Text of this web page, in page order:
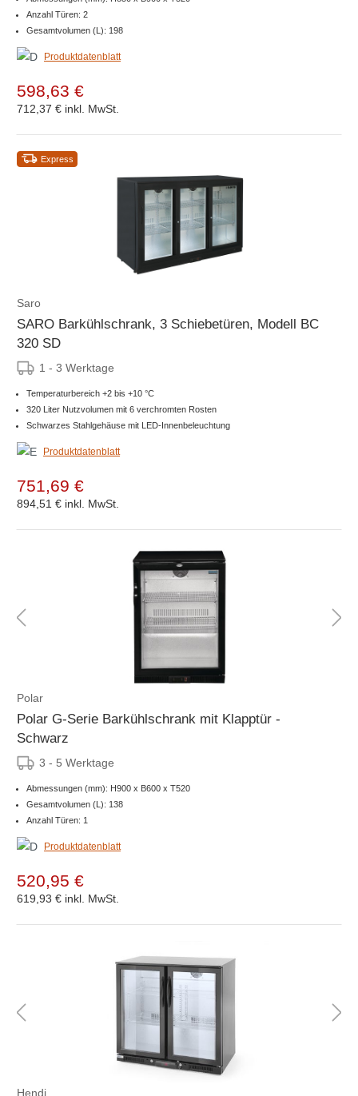
Anzahl Türen: 2
Gesamtvolumen (L): 198
Produktdatenblatt
598,63 €
712,37 € inkl. MwSt.
Express
Saro
SARO Barkühlschrank, 3 Schiebetüren, Modell BC
320 SD
1 - 3 Werktage
Temperaturbereich +2 bis +10 °C
320 Liter Nutzvolumen mit 6 verchromten Rosten
Schwarzes Stahlgehäuse mit LED-Innenbeleuchtung
Produktdatenblatt
751,69 €
894,51 € inkl. MwSt.
Polar
Polar G-Serie Barkühlschrank mit Klapptür -
Schwarz
3 - 5 Werktage
Abmessungen (mm): H900 x B600 x T520
Gesamtvolumen (L): 138
Anzahl Türen: 1
Produktdatenblatt
520,95 €
619,93 € inkl. MwSt.
Hendi